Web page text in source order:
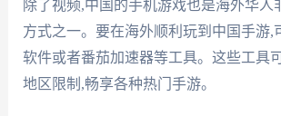
除了视频,中国的手机游戏也是海外华人
方式之一。要在海外顺利玩到中国手游,
软件或者番茄加速器等工具。这些工具
地区限制,畅享各种热门手游。